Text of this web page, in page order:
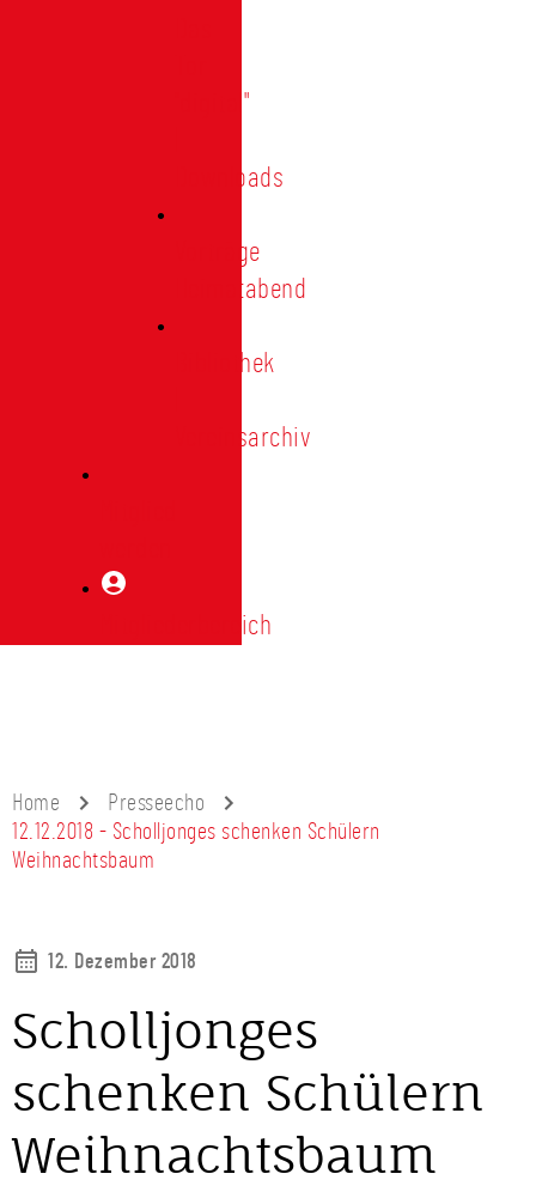
"digital"
Downloads
Vorträge
Heimatabend
Bibliothek
Vereinsarchiv
Mitgliederbereich
Home
Presseecho
12.12.2018 - Scholljonges schenken Schülern
Weihnachtsbaum
12. Dezember 2018
Scholljonges
schenken Schülern
Weihnachtsbaum